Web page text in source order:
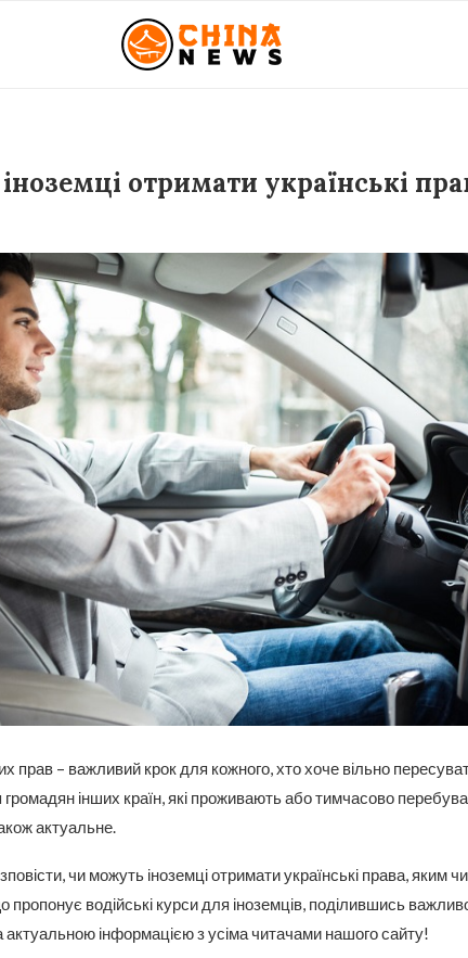
отримати українські
прав – важливий крок для кожного, хто хоче вільно
громадян інших країн, які проживають або тимчасово
актуальне.
чи можуть іноземці отримати українські права, яким
пропонує водійські курси для іноземців, поділившись
актуальною інформацією з усіма читачами нашого сайту!